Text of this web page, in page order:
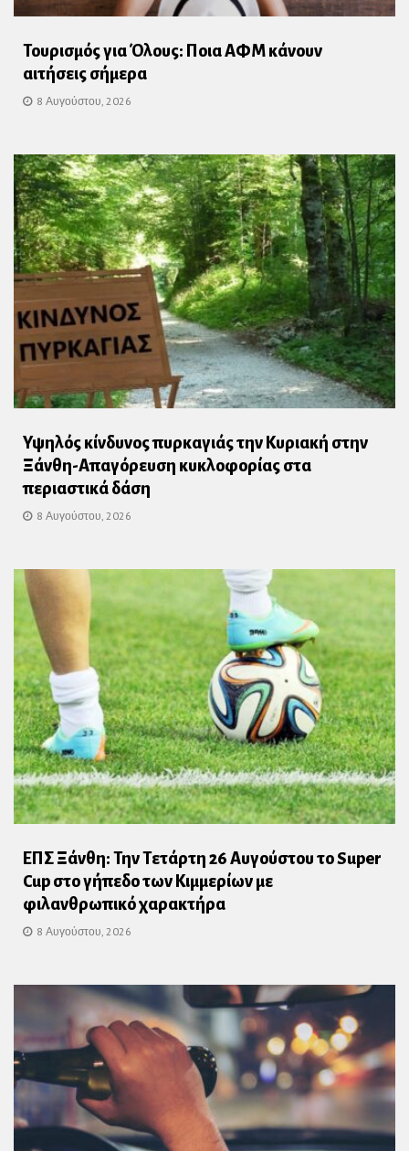
Τουρισμός για Όλους: Ποια ΑΦΜ κάνουν
αιτήσεις σήμερα
8 Αυγούστου, 2026
Υψηλός κίνδυνος πυρκαγιάς την Κυριακή στην
Ξάνθη-Απαγόρευση κυκλοφορίας στα
περιαστικά δάση
8 Αυγούστου, 2026
ΕΠΣ Ξάνθη: Την Τετάρτη 26 Αυγούστου το Super
Cup στο γήπεδο των Κιμμερίων με
φιλανθρωπικό χαρακτήρα
8 Αυγούστου, 2026